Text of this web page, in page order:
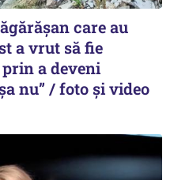
care au
a vrut să fie
a deveni
nu” / foto și video